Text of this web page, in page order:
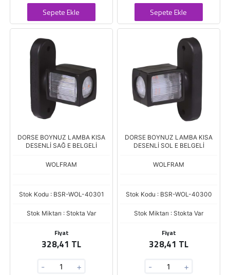
Sepete Ekle Sepete Ekle
DORSE BOYNUZ LAMBA KISA
DESENLİ SAĞ E BELGELİ
WOLFRAM
Stok Kodu : BSR-WOL-40301
Stok Miktarı : Stokta Var
Fiyat
328,41 TL
- +
DORSE BOYNUZ LAMBA KISA
DESENLİ SOL E BELGELİ
WOLFRAM
Stok Kodu : BSR-WOL-40300
Stok Miktarı : Stokta Var
Fiyat
328,41 TL
- +